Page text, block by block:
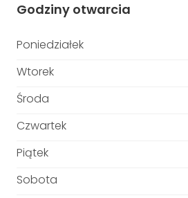
Godziny otwarcia
Poniedziałek
Wtorek
Środa
Czwartek
Piątek
Sobota